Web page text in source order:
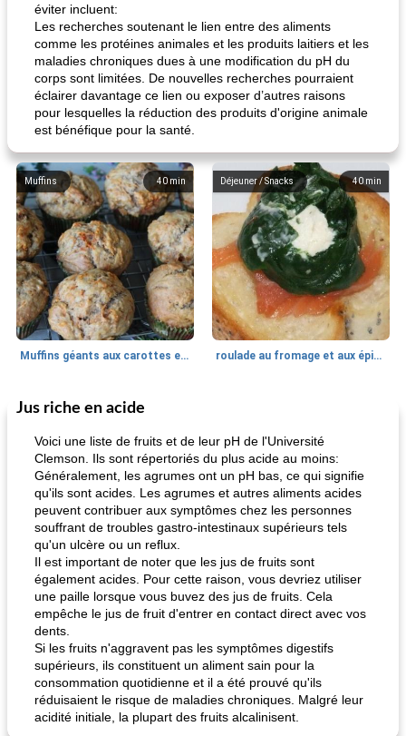
éviter incluent:
Les recherches soutenant le lien entre des aliments
comme les protéines animales et les produits laitiers et les
maladies chroniques dues à une modification du pH du
corps sont limitées. De nouvelles recherches pourraient
éclairer davantage ce lien ou exposer d’autres raisons
pour lesquelles la réduction des produits d'origine animale
est bénéfique pour la santé.
40 min
Muffins
Muffins géants aux carottes et à la banane de Nif
40 min
Déjeuner / Snacks
roulade au fromage et aux épinards
Marques de confiance: recettes et
fiesta tostadas le méga's jopp joes
Jus riche en acide
Voici une liste de fruits et de leur pH de l'Université
Clemson. Ils sont répertoriés du plus acide au moins:
Généralement, les agrumes ont un pH bas, ce qui signifie
qu'ils sont acides. Les agrumes et autres aliments acides
peuvent contribuer aux symptômes chez les personnes
souffrant de troubles gastro-intestinaux supérieurs tels
qu'un ulcère ou un reflux.
Il est important de noter que les jus de fruits sont
également acides. Pour cette raison, vous devriez utiliser
une paille lorsque vous buvez des jus de fruits. Cela
empêche le jus de fruit d'entrer en contact direct avec vos
dents.
Si les fruits n'aggravent pas les symptômes digestifs
supérieurs, ils constituent un aliment sain pour la
consommation quotidienne et il a été prouvé qu'ils
réduisaient le risque de maladies chroniques. Malgré leur
acidité initiale, la plupart des fruits alcalinisent.